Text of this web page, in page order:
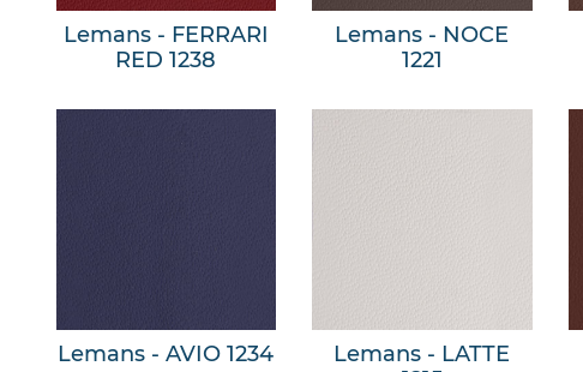
Lemans - FERRARI
RED 1238
Lemans - NOCE
1221
Lemans - AVIO 1234
Lemans - LATTE